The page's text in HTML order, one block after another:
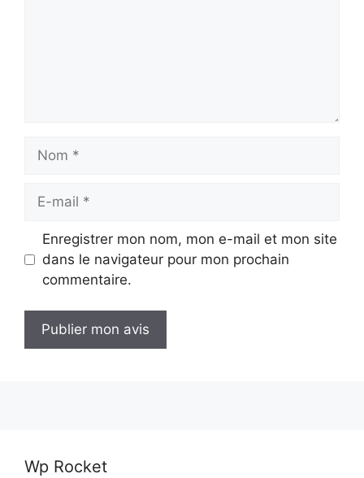
mail
Enregistrer mon nom, mon e-mail et mon site
dans le navigateur pour mon prochain
commentaire.
Wp Rocket